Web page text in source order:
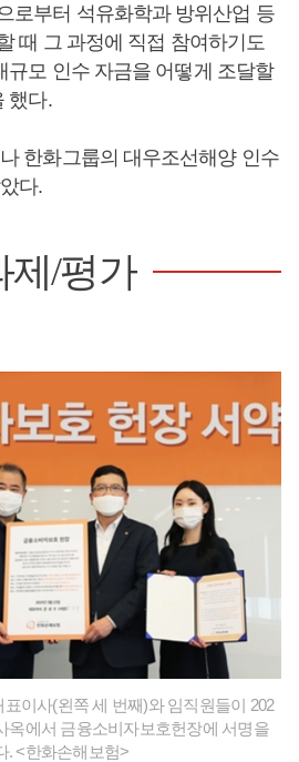
로부터 석유화학과 방위산업 등
때 그 과정에 직접 참여하기도
규모 인수 자금을 어떻게 조달할
했다.
한화그룹의 대우조선해양 인수
다.
제/평가
이사(왼쪽 세 번째)와 임직원들이 202
옥에서 금융소비자보호헌장에 서명을
. <한화손해보험>